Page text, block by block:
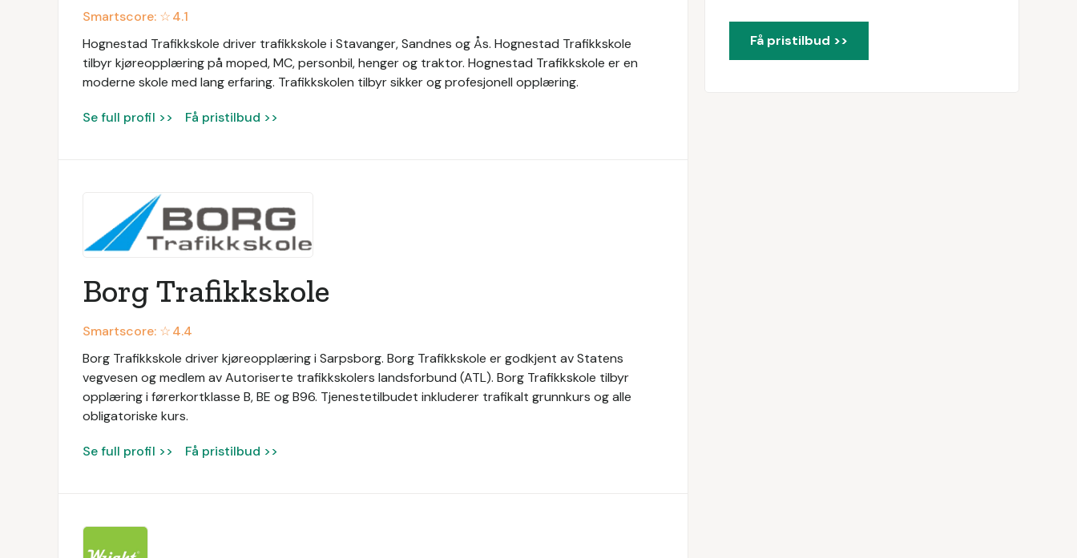
Smartscore: ☆4.1
Hognestad Trafikkskole driver trafikkskole i Stavanger, Sandnes og Ås. Hognestad Trafikkskole
tilbyr kjøreopplæring på moped, MC, personbil, henger og traktor. Hognestad Trafikkskole er en
moderne skole med lang erfaring. Trafikkskolen tilbyr sikker og profesjonell opplæring.
Se full profil >> Få pristilbud >>
Borg Trafikkskole
Smartscore: ☆4.4
Borg Trafikkskole driver kjøreopplæring i Sarpsborg. Borg Trafikkskole er godkjent av Statens
vegvesen og medlem av Autoriserte trafikkskolers landsforbund (ATL). Borg Trafikkskole tilbyr
opplæring i førerkortklasse B, BE og B96. Tjenestetilbudet inkluderer trafikalt grunnkurs og alle
obligatoriske kurs.
Se full profil >> Få pristilbud >>
Få pristilbud >>